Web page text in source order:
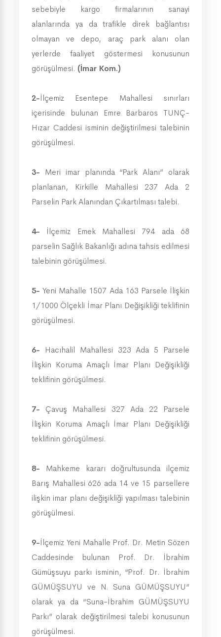
sebebiyle kargo firmalarının sanayi
alanlarında ya da trafikle direk bağlantısı
olmayan ve depo, araç park alanı olan
yerlerde faaliyet göstermesi konusunun
görüşülmesi. (İmar Kom.)
2-İlçemiz Esentepe Mahallesi sınırları
içerisinde bulunan Emre Barbaros TUNÇ-
Hızar Caddesi isminin değiştirilmesi talebinin
görüşülmesi.
3- Meri imar planında “Park Alanı” olarak
planlanan, Kirkille Mahallesi 237 Ada 2
Parselin Park Alanından Çıkartılması talebi.
4- İlçemiz Emek Mahallesi 794 ada 68
parselin Sağlık Bakanlığı adına tahsis edilmesi
talebinin görüşülmesi.
5- Yeni Mahalle 1507 Ada 163 Parsele İlişkin
1/1000 Ölçekli İmar Planı Değişikliği teklifinin
görüşülmesi.
6- Hacıhalil Mahallesi 323 Ada 5 Parsele
İlişkin Koruma Amaçlı İmar Planı Değişikliği
teklifinin görüşülmesi.
7- Çavuş Mahallesi 327 Ada 22 Parsele
İlişkin Koruma Amaçlı İmar Planı Değişikliği
teklifinin görüşülmesi.
8- Mahkeme kararı doğrultusunda ilçemiz
Barış Mahallesi 626 ada 14 ve 15 parsellere
ilişkin imar planı değişikliği yapılması talebinin
görüşülmesi.
9-İlçemiz Yeni Mahalle Prof. Dr. Metin Sözen
Caddesinde bulunan Prof. Dr. İbrahim
Gümüşsuyu parkı isminin, “Prof. Dr. İbrahim
GÜMÜŞSUYU ve N. Suna GÜMÜŞSUYU”
olarak ya da “Suna-İbrahim GÜMÜŞSUYU
Parkı” olarak değiştirilmesi talebi konusunun
görüşülmesi.